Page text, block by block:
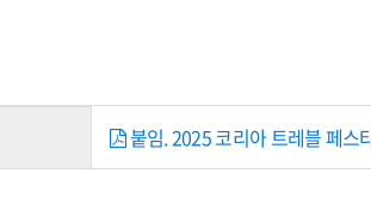
붙임. 2025 코리아 트레블 페스